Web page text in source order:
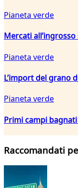
Pianeta verde
Mercati
Pianeta verde
L’import del grano
Pianeta verde
Primi campi
Raccomandati